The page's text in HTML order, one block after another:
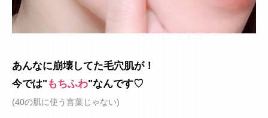
あんなに崩壊してた毛穴肌が！
今では" もちふわ"なんです♡
(40の肌に使う言葉じゃない)